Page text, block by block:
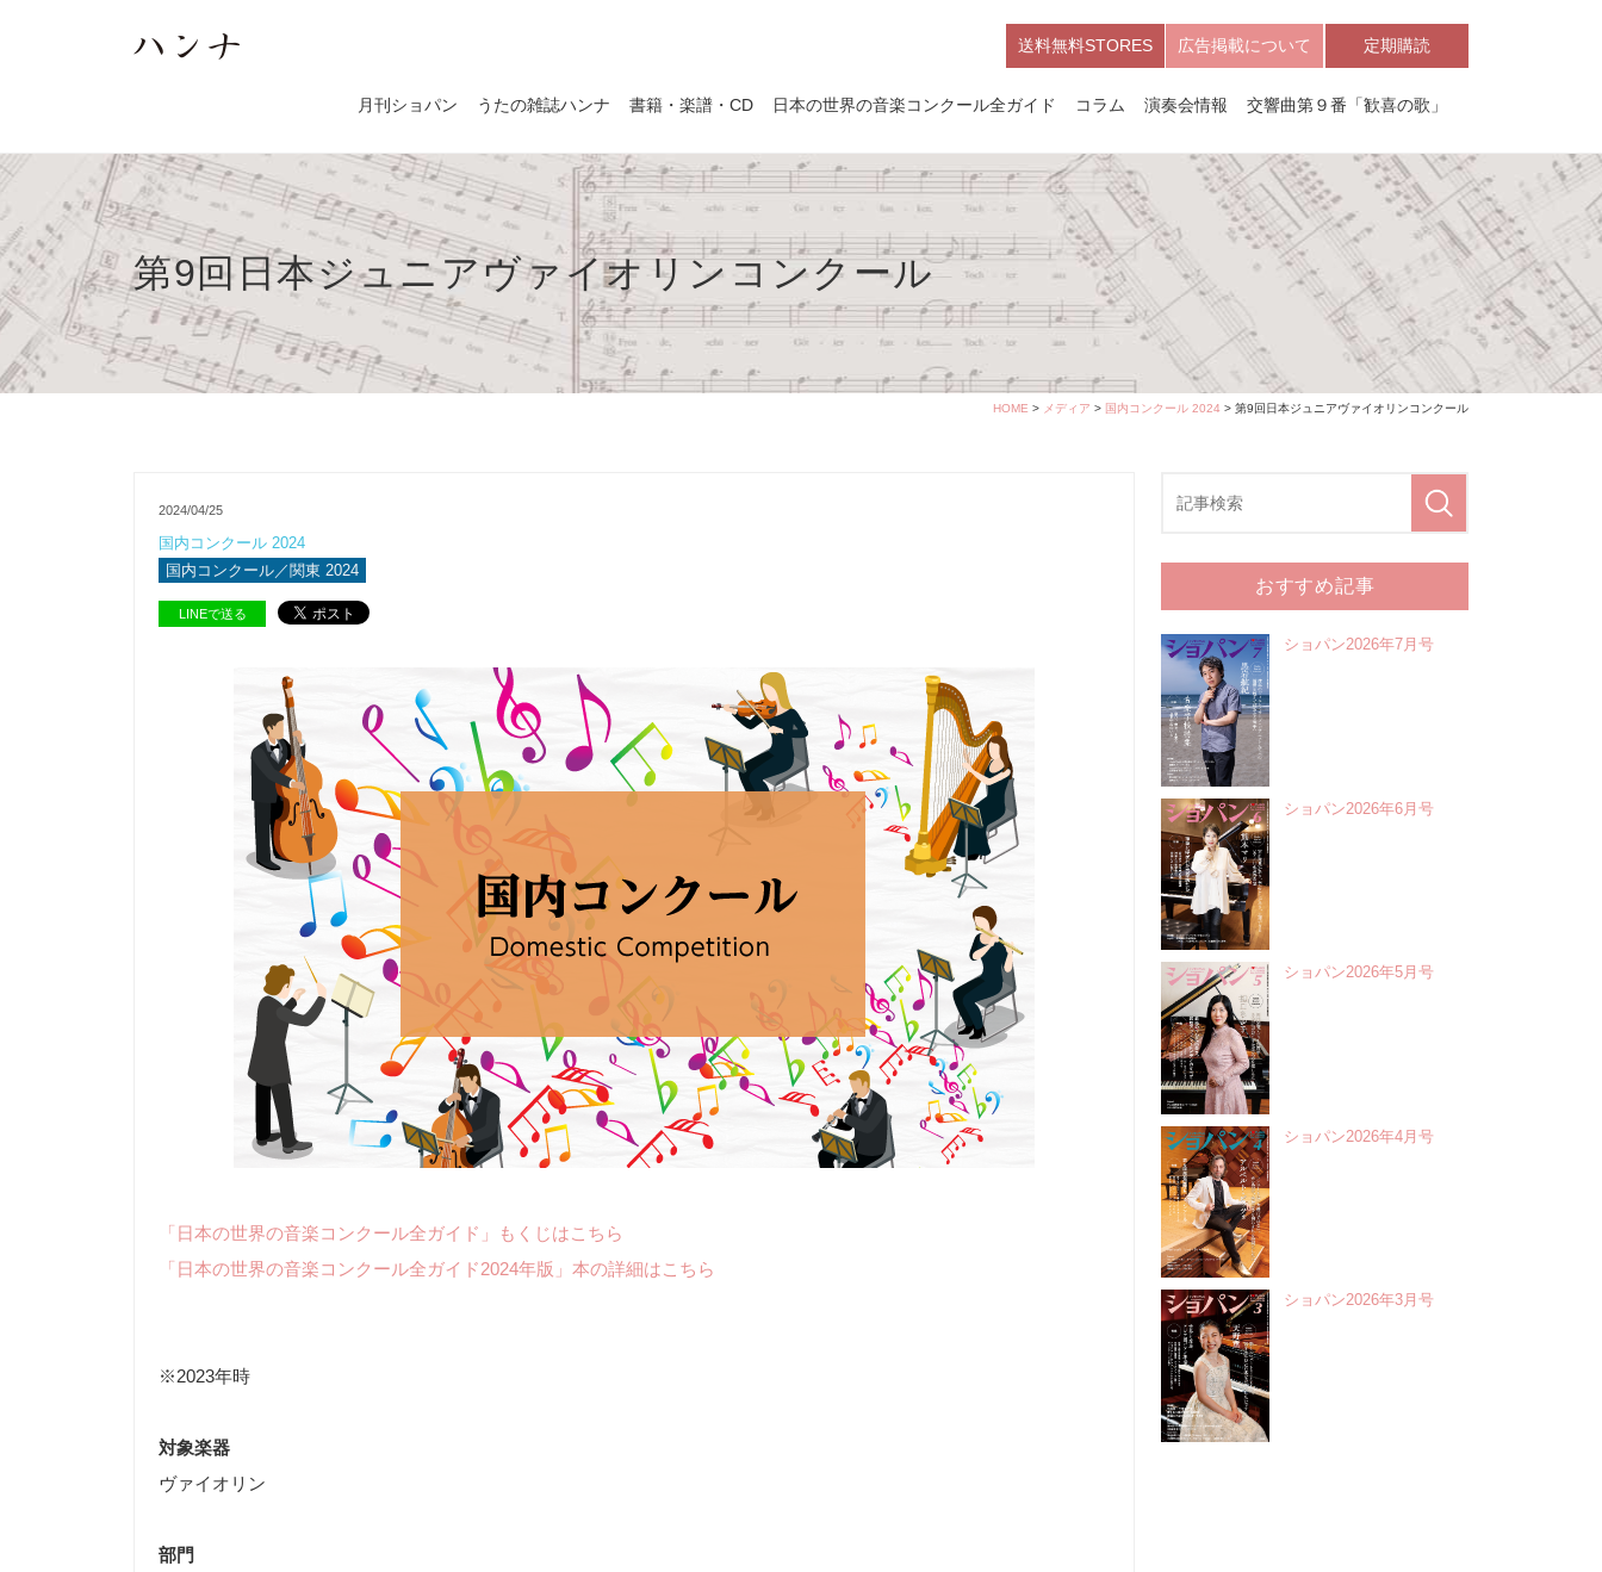
送料無料STORES 広告掲載について 定期購読
月刊ショパン うたの雑誌ハンナ 書籍・楽譜・CD 日本の世界の音楽コンクール全ガイド コラム 演奏会情報 交響曲第９番「歓喜の歌」
第9回日本ジュニアヴァイオリンコンクール
HOME > メディア > 国内コンクール 2024 > 第9回日本ジュニアヴァイオリンコンクール
2024/04/25
国内コンクール 2024
国内コンクール／関東 2024
LINEで送る
「日本の世界の音楽コンクール全ガイド」もくじはこちら
「日本の世界の音楽コンクール全ガイド2024年版」本の詳細はこちら
※2023年時
対象楽器
ヴァイオリン
部門
おすすめ記事
ショパン2026年7月号
ショパン2026年6月号
ショパン2026年5月号
ショパン2026年4月号
ショパン2026年3月号